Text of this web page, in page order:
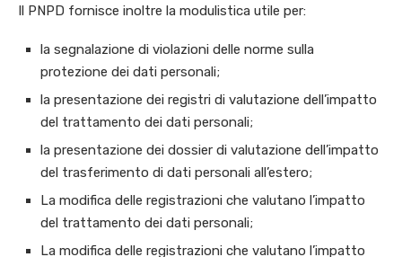
Il PNPD fornisce inoltre la modulistica utile per:
la segnalazione di violazioni delle norme sulla
protezione dei dati personali;
la presentazione dei registri di valutazione dell’impatto
del trattamento dei dati personali;
la presentazione dei dossier di valutazione dell’impatto
del trasferimento di dati personali all’estero;
La modifica delle registrazioni che valutano l’impatto
del trattamento dei dati personali;
La modifica delle registrazioni che valutano l’impatto